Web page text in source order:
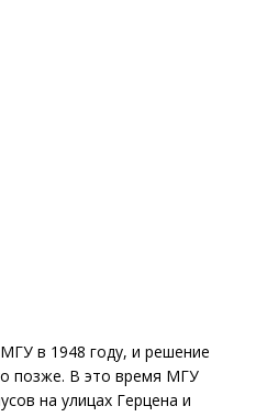
в 1948 году, и решение
позже. В это время МГУ
на улицах Герцена и